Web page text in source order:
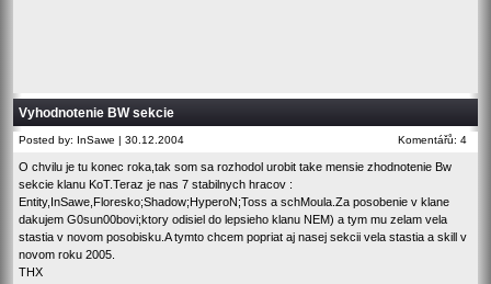
Vyhodnotenie BW sekcie
Posted by: InSawe | 30.12.2004 Komentářů: 4
O chvilu je tu konec roka,tak som sa rozhodol urobit take mensie zhodnotenie Bw
sekcie klanu KoT.Teraz je nas 7 stabilnych hracov :
Entity,InSawe,Floresko;Shadow;HyperoN;Toss a schMoula.Za posobenie v klane
dakujem G0sun00bovi;ktory odisiel do lepsieho klanu NEM) a tym mu zelam vela
stastia v novom posobisku.A tymto chcem popriat aj nasej sekcii vela stastia a skill v
novom roku 2005.
THX